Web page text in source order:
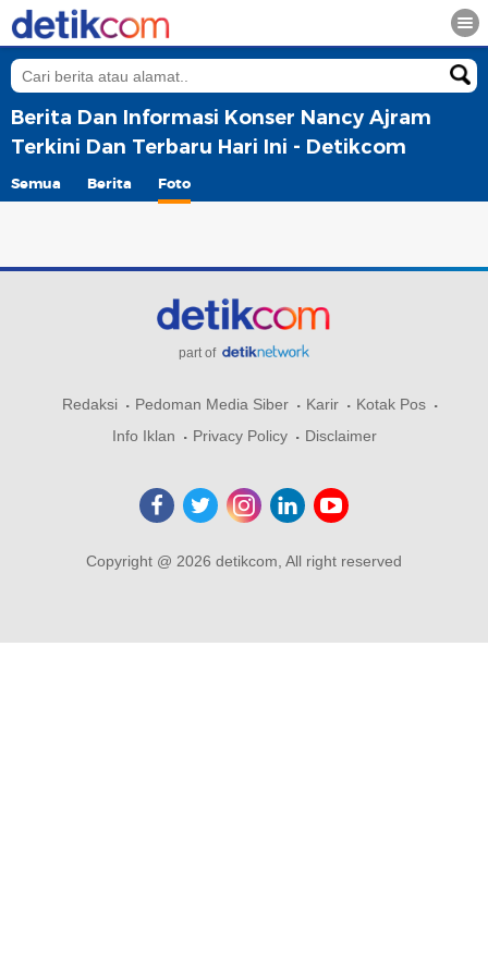
Berita Dan Informasi Konser Nancy Ajram
Terkini Dan Terbaru Hari Ini - Detikcom
Semua Berita Foto
part of
Redaksi Pedoman Media Siber Karir
Kotak Pos
Info Iklan
Privacy Policy Disclaimer
Copyright @ 2026 detikcom, All right reserved